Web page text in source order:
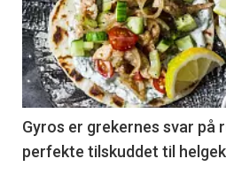
Gyros er grekernes svar på
perfekte tilskuddet til